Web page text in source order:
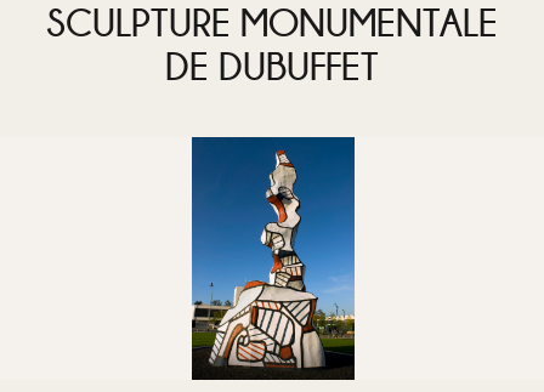
SCULPTURE MONUMENTALE
DE DUBUFFET